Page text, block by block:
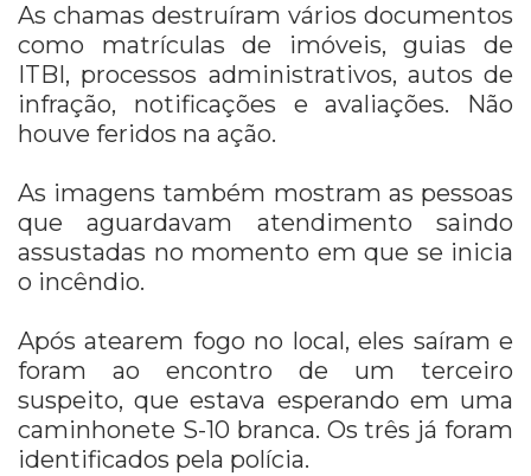
As chamas destruíram vários documentos
como matrículas de imóveis, guias de
ITBI, processos administrativos, autos de
infração, notificações e avaliações. Não
houve feridos na ação.
As imagens também mostram as pessoas
que aguardavam atendimento saindo
assustadas no momento em que se inicia
o incêndio.
Após atearem fogo no local, eles saíram e
foram ao encontro de um terceiro
suspeito, que estava esperando em uma
caminhonete S-10 branca. Os três já foram
identificados pela polícia.